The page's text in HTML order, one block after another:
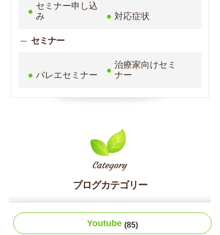
セミナー申し込
み
対応症状
セミナー
バレエセミナー
治療家向けセミ
ナー
ブログカテゴリー
Youtube (85)